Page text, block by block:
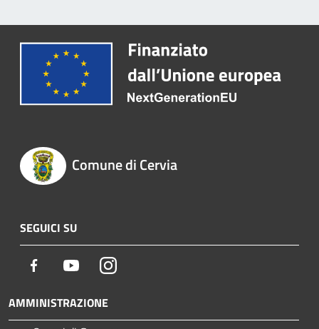
Comune di Cervia
SEGUICI SU
Facebook YoutubeInstagram
AMMINISTRAZIONE